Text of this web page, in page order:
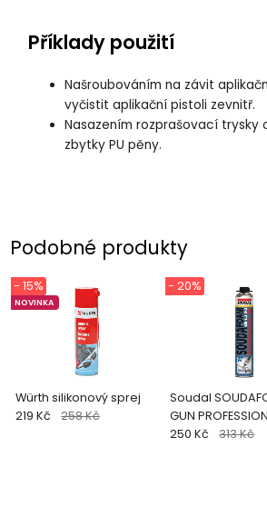
Příklady použití
Našroubováním na závit
vyčistit aplikační pistoli zevnitř.
Nasazením rozprašovací trysky
zbytky PU pěny.
Podobné produkty
Würth silikonový sprej
NOVINKA
- 15%
219 Kč 258 Kč
Soudal
GUN
- 20%
250 Kč 313 Kč